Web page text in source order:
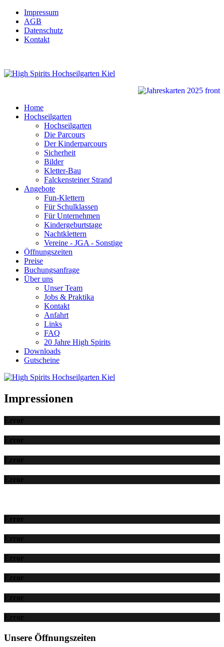
Impressum
AGB
Datenschutz
Kontakt
Home
Hochseilgarten
Hochseilgarten
Die Parcours
Der Kinderparcours
Sicherheit
Bilder
Kletter-Bau
Falckensteiner Strand
Angebote
Fun-Klettern
Für Schulklassen
Für Unternehmen
Kindergeburtstage
Nachtklettern
Vereine - JGA - Sonstige
Öffnungszeiten
Preise
Buchungsanfrage
Über uns
Unser Team
Jobs & Praktika
Kontakt
Anfahrt
Links
FAQ
20 Jahre High Spirits
Downloads
Gutscheine
Impressionen
Error
Error
Error
Error
Error
Error
Error
Error
Error
Error
Unsere Öffnungszeiten